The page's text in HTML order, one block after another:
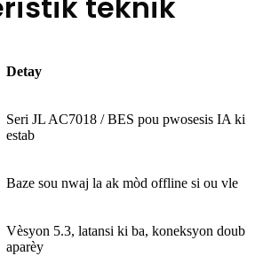
Detay
Seri JL AC7018 / BES pou pwosesis IA ki
estab
Baze sou nwaj la ak mòd offline si ou vle
Vèsyon 5.3, latansi ki ba, koneksyon doub
aparèy